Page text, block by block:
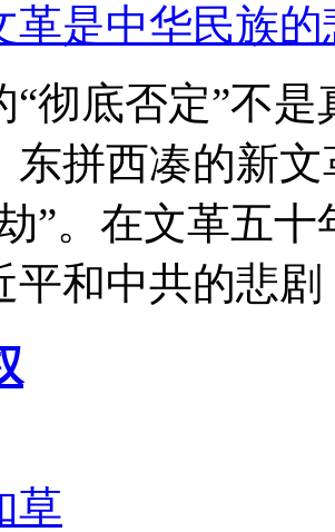
革是中华民族的
“彻底否定”不
东拼西凑的新
”。在文革五
平和中共的悲
草